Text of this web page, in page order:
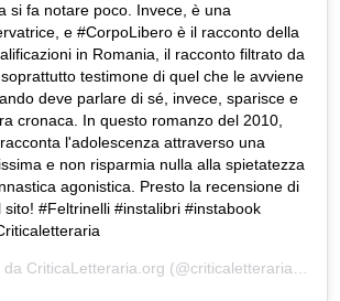
si fa notare poco. Invece, è una
e #CorpoLibero è il racconto della
in Romania, il racconto filtrato da
testimone di quel che le avviene
deve parlare di sé, invece, sparisce e
cronaca. In questo romanzo del 2010,
l'adolescenza attraverso una
e non risparmia nulla alla spietatezza
agonistica. Presto la recensione di
sito! #Feltrinelli #instalibri #instabook
da CriticaLetteraria.org (@criticaletteraria) in data: